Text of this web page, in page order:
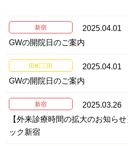
新宿
2025.04.01
GWの開院日のご案内
田町三田
2025.04.01
GWの開院日のご案内
新宿
2025.03.26
【外来診療時間の拡大のお知ら
ック新宿